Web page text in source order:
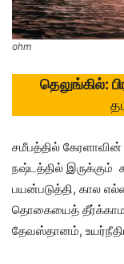
ohm
தெலுங்கில்:
சமீபத்தில் கேரளாவின்
நஷ்டத்தில் இருக்கும்
பயன்படுத்தி, கால
தொகையைத்
தேவஸ்தானம்,